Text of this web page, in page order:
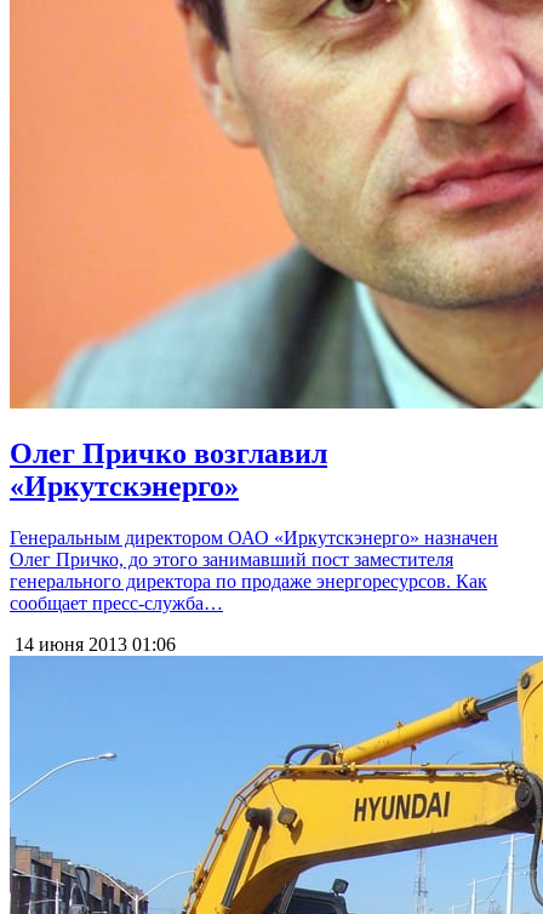
Олег Причко возглавил
«Иркутскэнерго»
Генеральным директором ОАО «Иркутскэнерго» назначен
Олег Причко, до этого занимавший пост заместителя
генерального директора по продаже энергоресурсов. Как
сообщает пресс-служба…
14 июня 2013 01:06